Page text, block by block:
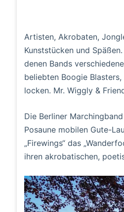
Artisten, Akrobaten,
Kunststücken und
denen Bands
beliebten Boogie
locken. Mr. Wiggly &
Die Berliner
Posaune mobilen Gute-
„Firewings“ das
ihren akrobatischen,